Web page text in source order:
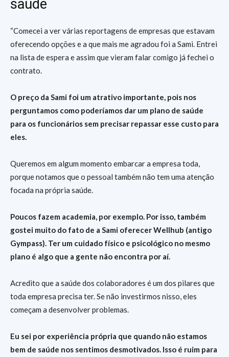
saúde
“Comecei a ver várias reportagens de empresas que estavam
oferecendo opções e a que mais me agradou foi a Sami. Entrei
na lista de espera e assim que vieram falar comigo já fechei o
contrato.
O preço da Sami foi um atrativo importante, pois nos
perguntamos como poderíamos dar um plano de saúde
para os funcionários sem precisar repassar esse custo para
eles.
Queremos em algum momento embarcar a empresa toda,
porque notamos que o pessoal também não tem uma atenção
focada na própria saúde.
Poucos fazem academia, por exemplo. Por isso, também
gostei muito do fato de a Sami oferecer Wellhub (antigo
Gympass). Ter um cuidado físico e psicológico no mesmo
plano é algo que a gente não encontra por aí.
Acredito que a saúde dos colaboradores é um dos pilares que
toda empresa precisa ter. Se não investirmos nisso, eles
começam a desenvolver problemas.
Eu sei por experiência própria que quando não estamos
bem de saúde nos sentimos desmotivados. Isso é ruim para